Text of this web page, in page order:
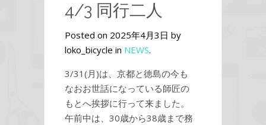
4/3 同行二人
Posted on 2025年4月3日 by
loko_bicycle in NEWS.
3/31(月)は、京都と徳島の今も
なおお世話になっている師匠の
もとへ挨拶に行って来ました。
午前中は、30歳から38歳まで務